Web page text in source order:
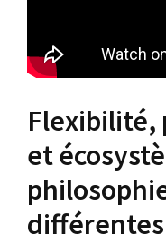
Flexibilité,
et
différentes